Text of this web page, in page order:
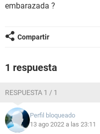
embarazada ?
Compartir
1 respuesta
RESPUESTA 1 / 1
Perfil bloqueado
13 ago 2022 a las 23:11